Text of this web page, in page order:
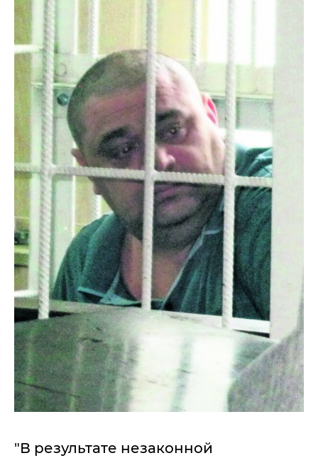
"В результате незаконной